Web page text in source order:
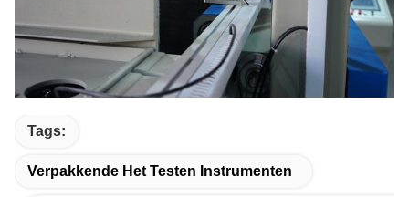
Tags:
Verpakkende Het Testen Instrumenten